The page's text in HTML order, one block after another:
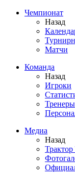
Чемпионат
Назад
Матчи
Команда
Назад
Игроки
Тренеры
Медиа
Назад